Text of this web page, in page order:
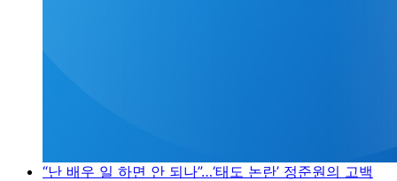
“난 배우 일 하면 안 되나”…‘태도 논란’ 정준원의 고백